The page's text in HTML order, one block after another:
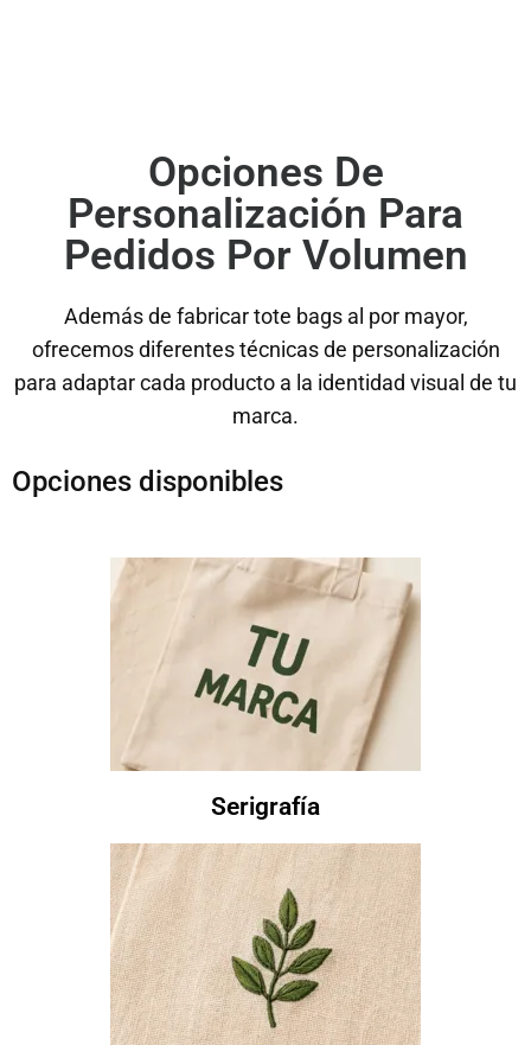
Opciones De
Personalización Para
Pedidos Por Volumen
Además de fabricar tote bags al por mayor,
ofrecemos diferentes técnicas de personalización
para adaptar cada producto a la identidad visual de tu
marca.
Opciones disponibles
Serigrafía